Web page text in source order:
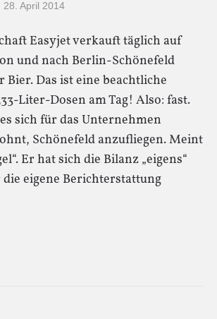
28. April 2014
Easyjet verkauft täglich auf
und nach Berlin-Schönefeld
Das ist eine beachtliche
Liter-Dosen am Tag! Also: fast.
sich für das Unternehmen
Schönefeld anzufliegen. Meint
Er hat sich die Bilanz „eigens“
eigene Berichterstattung